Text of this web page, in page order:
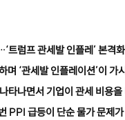
럼프 관세발 인플레’ 본격
‘관세발 인플레이션’이 가
타나면서 기업이 관세 비용
PPI 급등이 단순 물가 문제